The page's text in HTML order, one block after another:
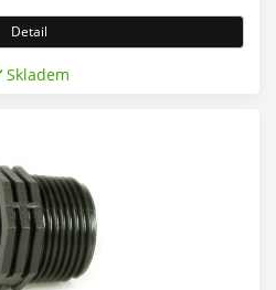
Detail
Skladem